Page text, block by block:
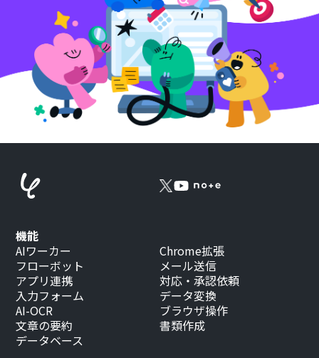
機能
AIワーカー
フローボット
アプリ連携
入力フォーム
AI-OCR
文章の要約
データベース
Chrome拡張
メール送信
対応・承認依頼
データ変換
ブラウザ操作
書類作成